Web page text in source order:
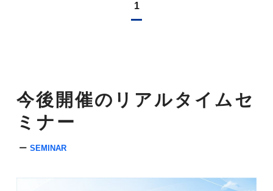
1
今後開催のリアルタイムセ
ミナー
SEMINAR